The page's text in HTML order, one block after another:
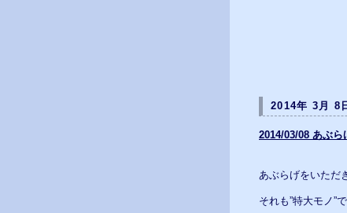
2014年 3月 8
2014/03/08 あぶら
あぶらげをいただ
それも”特大モノ”